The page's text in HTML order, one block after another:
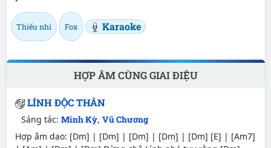
Thiếu nhi Fox Karaoke
HỢP ÂM CÙNG GIAI ĐIỆU
LÍNH ĐỘC THÂN
Sáng tác: Minh Kỳ, Vũ Chương
Hợp âm dạo: [Dm] | [Dm] | [Dm] | [Dm] | [Dm] [E] | [Am7]